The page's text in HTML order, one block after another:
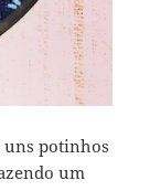
uns potinhos
um